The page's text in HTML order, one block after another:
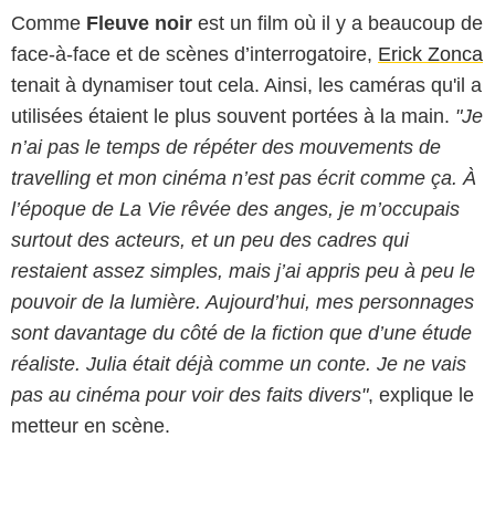
Comme Fleuve noir est un film où il y a beaucoup de
face-à-face et de scènes d’interrogatoire, Erick Zonca
tenait à dynamiser tout cela. Ainsi, les caméras qu'il a
utilisées étaient le plus souvent portées à la main. "Je
n’ai pas le temps de répéter des mouvements de
travelling et mon cinéma n’est pas écrit comme ça. À
l’époque de La Vie rêvée des anges, je m’occupais
surtout des acteurs, et un peu des cadres qui
restaient assez simples, mais j’ai appris peu à peu le
pouvoir de la lumière. Aujourd’hui, mes personnages
sont davantage du côté de la fiction que d’une étude
réaliste. Julia était déjà comme un conte. Je ne vais
pas au cinéma pour voir des faits divers", explique le
metteur en scène.